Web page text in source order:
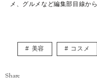
メ、グルメなど編集部目線か
美容 コスメ
Share